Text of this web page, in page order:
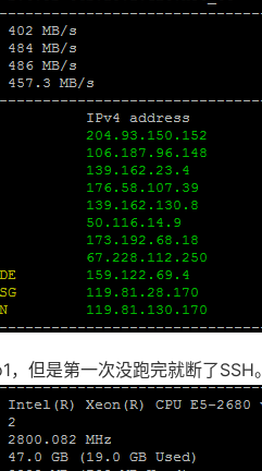
但是第一次没跑完就断了SSH。